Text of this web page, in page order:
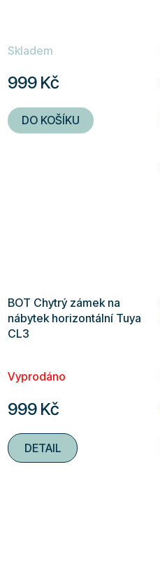
Skladem
999 Kč
DO KOŠÍKU
BOT Chytrý zámek na
nábytek horizontální Tuya
CL3
Vyprodáno
999 Kč
DETAIL